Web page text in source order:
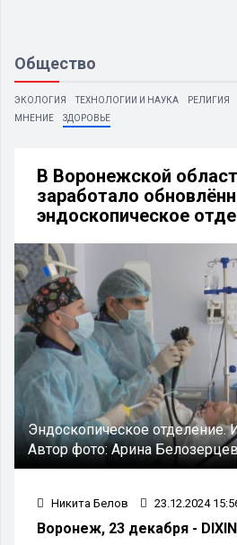
Общество
ЭКОЛОГИЯ ТЕХНОЛОГИИ И НАУКА РЕЛИГИЯ
МНЕНИЕ
ЗДОРОВЬЕ
В Воронежской
заработало
эндоскопическое
Эндоскопическое отделение.
Автор фото:Арина
Никита Белов 23.12.2024
Воронеж, 23 декабря -